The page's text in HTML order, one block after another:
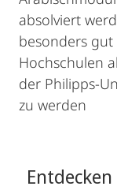
absolviert
besonders
Hochschulen
der Philipps-
zu werden
Entdecken